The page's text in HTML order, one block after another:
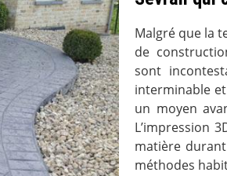
Malgré que la
de
sont
interminable
un moyen
L’impression
matière
méthodes